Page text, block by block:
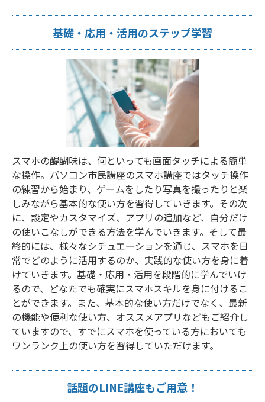
基礎・応用・活用のステップ学習
スマホの醍醐味は、何といっても画面タッチによる簡単
な操作。パソコン市民講座のスマホ講座ではタッチ操作
の練習から始まり、ゲームをしたり写真を撮ったりと楽
しみながら基本的な使い方を習得していきます。その次
に、設定やカスタマイズ、アプリの追加など、自分だけ
の使いこなしができる方法を学んでいきます。そして最
終的には、様々なシチュエーションを通じ、スマホを日
常でどのように活用するのか、実践的な使い方を身に着
けていきます。基礎・応用・活用を段階的に学んでいけ
るので、どなたでも確実にスマホスキルを身に付けるこ
とができます。また、基本的な使い方だけでなく、最新
の機能や便利な使い方、オススメアプリなどもご紹介し
ていますので、すでにスマホを使っている方においても
ワンランク上の使い方を習得していただけます。
話題のLINE講座もご用意！